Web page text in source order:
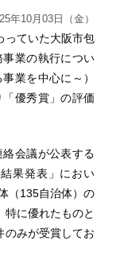
年10月03日（金）
っていた大阪市包
業の執行につい
業を中心に～）
優秀賞」の評価
会議が公表する
果発表」におい
（135自治体）の
に優れたものと
のみが受賞してお